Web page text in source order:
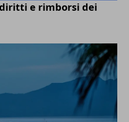
e rimborsi dei